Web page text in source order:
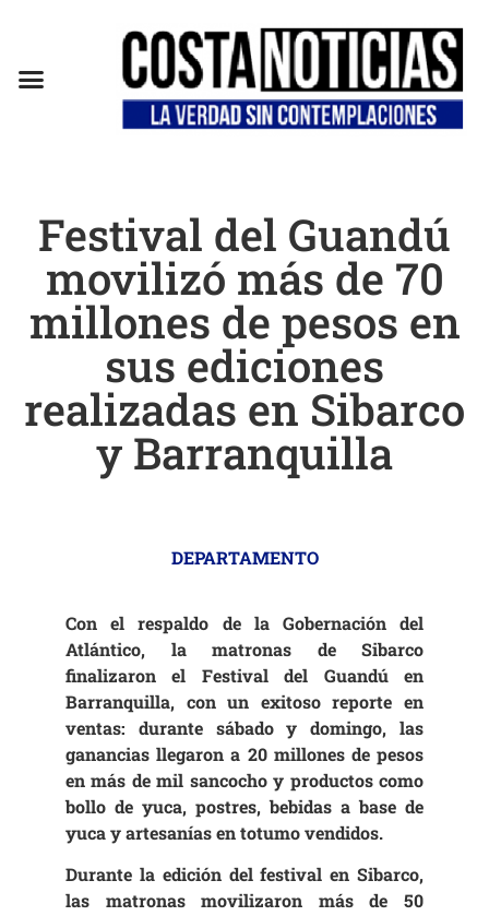
Festival del Guandú
movilizó más de 70
millones de pesos en
sus ediciones
realizadas en Sibarco
y Barranquilla
DEPARTAMENTO
Con el respaldo de la Gobernación del
Atlántico, la matronas de Sibarco
finalizaron el Festival del Guandú en
Barranquilla, con un exitoso reporte en
ventas: durante sábado y domingo, las
ganancias llegaron a 20 millones de pesos
en más de mil sancocho y productos como
bollo de yuca, postres, bebidas a base de
yuca y artesanías en totumo vendidos.
Durante la edición del festival en Sibarco,
las matronas movilizaron más de 50